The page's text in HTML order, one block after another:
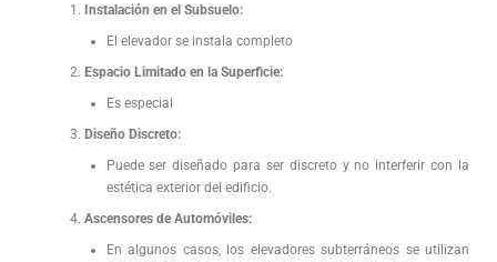
Instalación en el Subsuelo:
El elevador se instala completo
Espacio Limitado en la Superficie:
Es especial
Diseño Discreto:
Puede ser diseñado para ser discreto y no interferir con la
estética exterior del edificio.
Ascensores de Automóviles:
En algunos casos, los elevadores subterráneos se utilizan